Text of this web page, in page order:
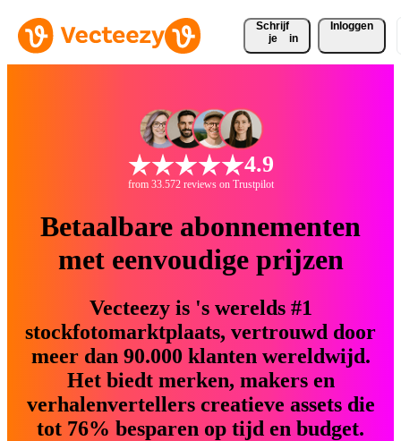
Schrijf
je
in
Inloggen
4.9
from 33.572 reviews on Trustpilot
Betaalbare abonnementen
met eenvoudige prijzen
Vecteezy is 's werelds #1
stockfotomarktplaats, vertrouwd door
meer dan 90.000 klanten wereldwijd.
Het biedt merken, makers en
verhalenvertellers creatieve assets die
tot 76% besparen op tijd en budget.